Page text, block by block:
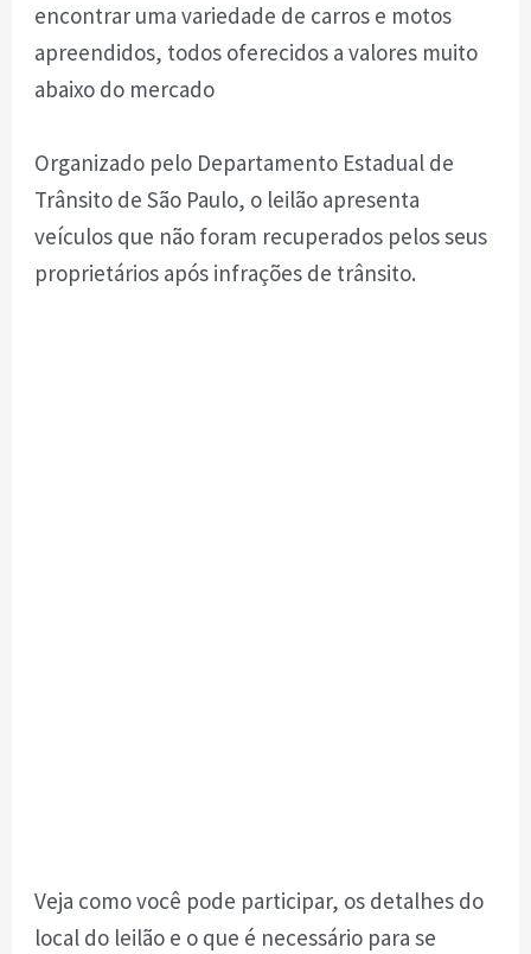
encontrar uma variedade de carros e motos
apreendidos, todos oferecidos a valores muito
abaixo do mercado
Organizado pelo Departamento Estadual de
Trânsito de São Paulo, o leilão apresenta
veículos que não foram recuperados pelos seus
proprietários após infrações de trânsito.
Veja como você pode participar, os detalhes do
local do leilão e o que é necessário para se